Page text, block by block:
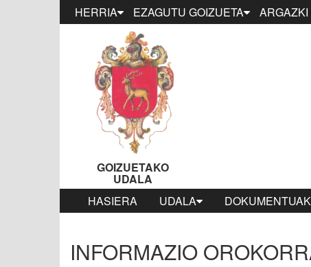
HERRIA EZAGUTU GOIZUETA
GOIZUETAKO
UDALA
HASIERA
UDALA
INFORMAZIO